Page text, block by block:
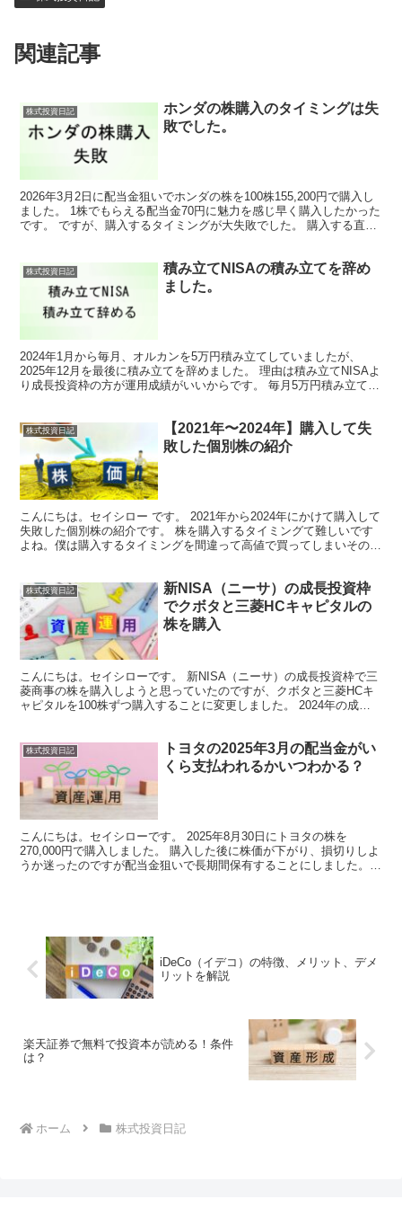
関連記事
株式投資日記
ホンダの株購入のタイミングは失
敗でした。
2026年3月2日に配当金狙いでホンダの株を100株155,200円で購入し
ました。 1株でもらえる配当金70円に魅力を感じ早く購入したかった
です。 ですが、購入するタイミングが大失敗でした。 購入する直前
株式投資日記
積み立てNISAの積み立てを辞め
ました。
2024年1月から毎月、オルカンを5万円積み立てしていましたが、
2025年12月を最後に積み立てを辞めました。 理由は積み立てNISAよ
り成長投資枠の方が運用成績がいいからです。 毎月5万円積み立てて
株式投資日記
【2021年〜2024年】購入して失
敗した個別株の紹介
こんにちは。セイシロー です。 2021年から2024年にかけて購入して
失敗した個別株の紹介です。 株を購入するタイミングて難しいです
よね。僕は購入するタイミングを間違って高値で買ってしまいその後
株式投資日記
新NISA（ニーサ）の成長投資枠
でクボタと三菱HCキャピタルの
株を購入
こんにちは。セイシローです。 新NISA（ニーサ）の成長投資枠で三
菱商事の株を購入しようと思っていたのですが、クボタと三菱HCキ
ャピタルを100株ずつ購入することに変更しました。 2024年の成長
株式投資日記
トヨタの2025年3月の配当金がい
くら支払われるかいつわかる？
こんにちは。セイシローです。 2025年8月30日にトヨタの株を
270,000円で購入しました。 購入した後に株価が下がり、損切りしよ
うか迷ったのですが配当金狙いで長期間保有することにしました。
iDeCo（イデコ）の特徴、メリット、デメ
リットを解説
楽天証券で無料で投資本が読める！条件
は？
ホーム 株式投資日記